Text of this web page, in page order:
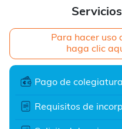
Para hacer uso
haga clic
Pago de colegiatura
Requisitos de